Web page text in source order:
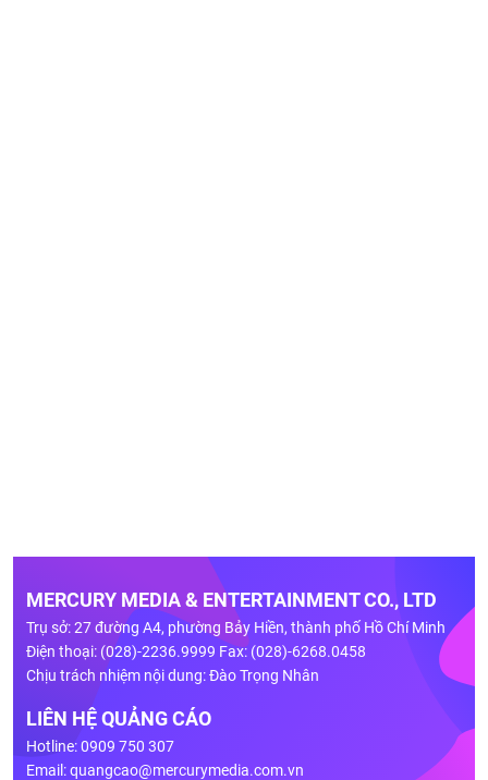
MERCURY MEDIA & ENTERTAINMENT CO., LTD
Trụ sở: 27 đường A4, phường Bảy Hiền, thành phố Hồ Chí Minh
Điện thoại: (028)-2236.9999 Fax: (028)-6268.0458
Chịu trách nhiệm nội dung: Đào Trọng Nhân
LIÊN HỆ QUẢNG CÁO
Hotline: 0909 750 307
Email:quangcao@mercurymedia.com.vn